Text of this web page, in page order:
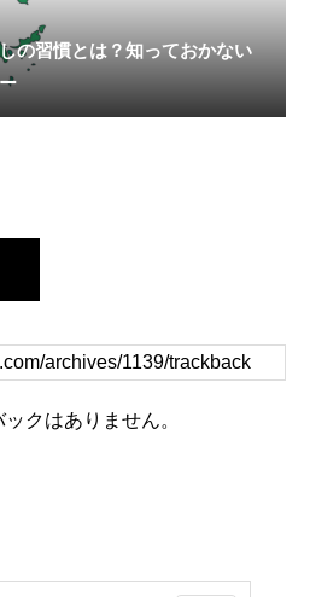
の習慣とは？知っておかない
クはありません。